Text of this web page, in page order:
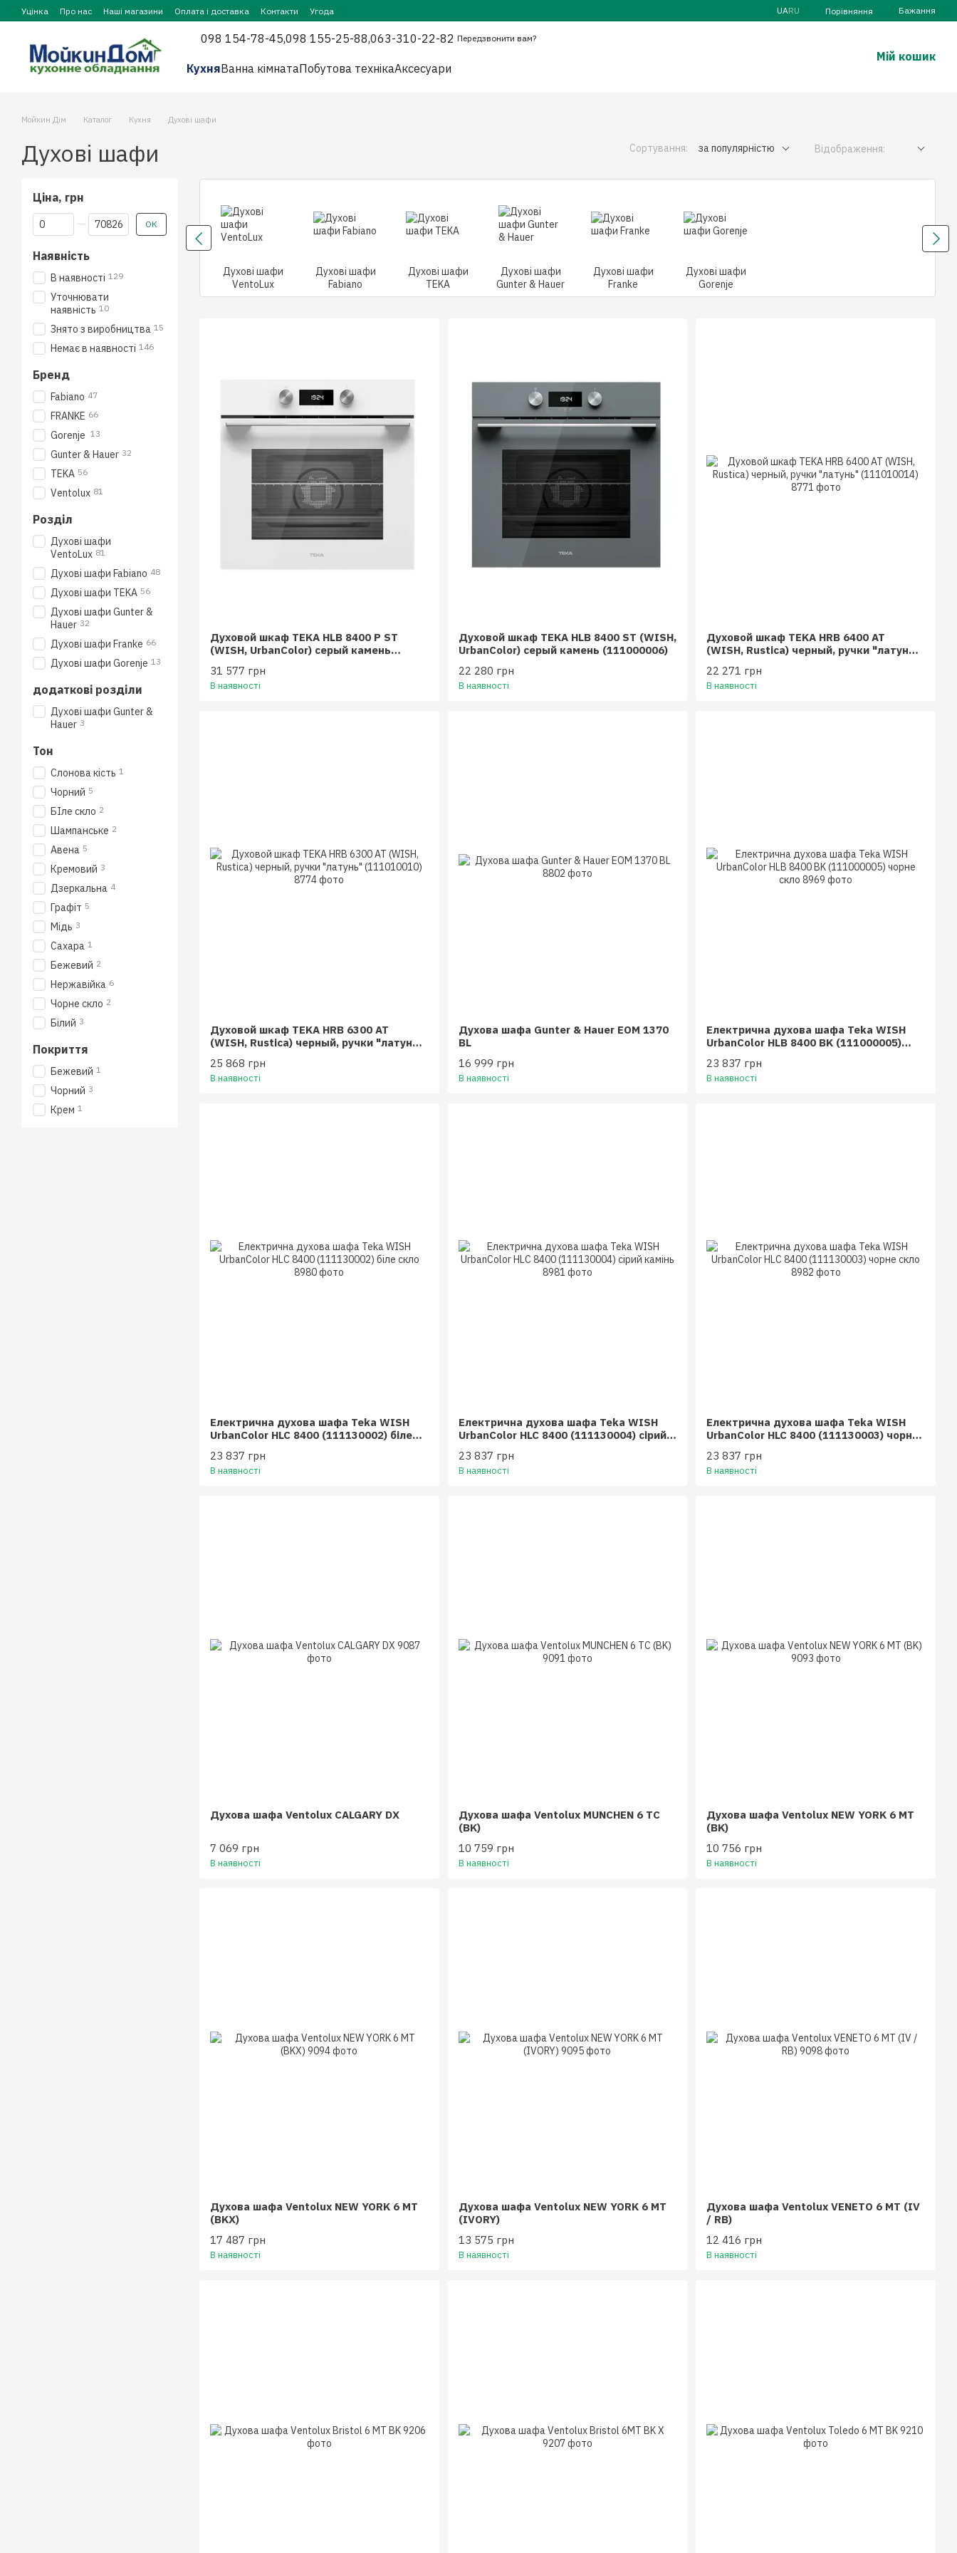
Перейти до основного контенту
Уцінка Про нас Наші магазини Оплата і доставка Контакти Угода UARU Порівняння Бажання
098 154-78-45,098 155-25-88,063-310-22-82 Передзвонити вам?
КухняВанна кімнатаПобутова технікаАксесуари
Мій кошик
Мойкин Дім Каталог Кухня Духові шафи
Духові шафи Сортування: за популярністю Відображення:
Духові шафи
VentoLux
Духові шафи
Fabiano
Духові шафи
TEKA
Духові шафи
Gunter & Hauer
Духові шафи
Franke
Духові шафи
Gorenje
Духовой шкаф TEKA HLB 8400 P ST
(WISH, UrbanColor) серый камень
31 577 грн
В наявності
Духовой шкаф TEKA HLB 8400 ST (WISH,
UrbanColor) серый камень (111000006)
22 280 грн
В наявності
Духовой шкаф TEKA HRB 6400 AT
(WISH, Rustica) черный, ручки "латунь"
22 271 грн
В наявності
Духовой шкаф TEKA HRB 6300 AT
(WISH, Rustica) черный, ручки "латунь"
25 868 грн
В наявності
Духова шафа Gunter & Hauer EOM 1370
BL
16 999 грн
В наявності
Електрична духова шафа Teka WISH
UrbanColor HLB 8400 BK (111000005)
23 837 грн
В наявності
Електрична духова шафа Teka WISH
UrbanColor HLC 8400 (111130002) біле
23 837 грн
В наявності
Електрична духова шафа Teka WISH
UrbanColor HLC 8400 (111130004) сірий
23 837 грн
В наявності
Електрична духова шафа Teka WISH
UrbanColor HLC 8400 (111130003) чорне
23 837 грн
В наявності
Духова шафа Ventolux CALGARY DX
7 069 грн
В наявності
Духова шафа Ventolux MUNCHEN 6 TC
(BK)
10 759 грн
В наявності
Духова шафа Ventolux NEW YORK 6 MT
(BK)
10 756 грн
В наявності
Духова шафа Ventolux NEW YORK 6 MT
(BKX)
17 487 грн
В наявності
Духова шафа Ventolux NEW YORK 6 MT
(IVORY)
13 575 грн
В наявності
Духова шафа Ventolux VENETO 6 MT (IV
/ RB)
12 416 грн
В наявності
Ціна, грн
Від Ціна, грн
До Ціна, грн ОК
Наявність
В наявності 129
Уточнювати
наявність 10
Знято з виробництва 15
Немає в наявності 146
Бренд
Fabiano 47
FRANKE 66
Gorenje 13
Gunter & Hauer 32
TEKA 56
Ventolux 81
Розділ
Духові шафи
VentoLux 81
Духові шафи Fabiano 48
Духові шафи TEKA 56
Духові шафи Gunter &
Hauer 32
Духові шафи Franke 66
Духові шафи Gorenje 13
додаткові розділи
Духові шафи Gunter &
Hauer 3
Тон
Слонова кiсть 1
Чорний 5
БIле скло 2
Шампанське 2
Авена 5
Кремовий 3
Дзеркальна 4
Графіт 5
Мідь 3
Сахара 1
Бежевий 2
Нержавійка 6
Чорне скло 2
Бiлий 3
Покриття
Бежевий 1
Чoрний 3
Крем 1